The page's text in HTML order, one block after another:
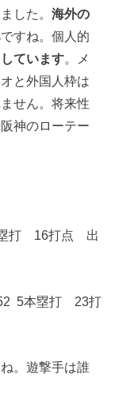
した。海外の
ですね。個人的
ています。メ
と外国人枠は
せん。将来性
神のローテー
打 16打点 出
5本塁打 23打
。遊撃手は誰